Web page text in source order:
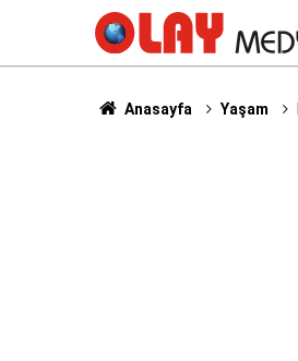
Anasayfa Yaşam